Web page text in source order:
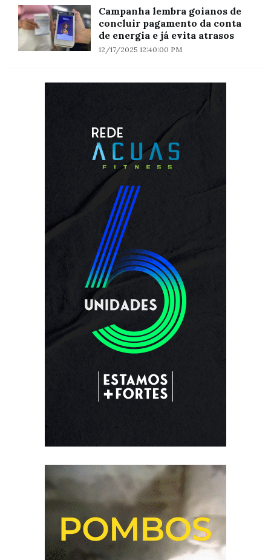
Campanha lembra goianos de
concluir pagamento da conta
de energia e já evita atrasos
12/17/2025 12:40:00 PM